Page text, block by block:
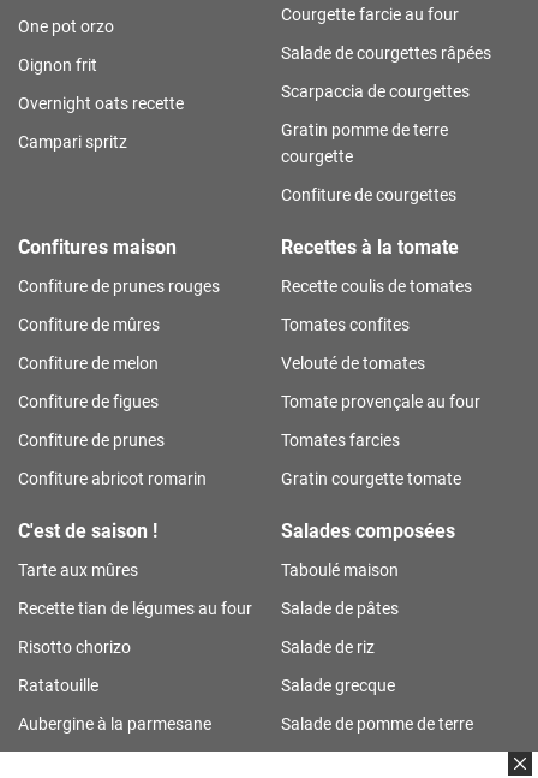
One pot orzo
Oignon frit
Overnight oats recette
Campari spritz
Courgette farcie au four
Salade de courgettes râpées
Scarpaccia de courgettes
Gratin pomme de terre
courgette
Confiture de courgettes
Confitures maison
Confiture de prunes rouges
Confiture de mûres
Confiture de melon
Confiture de figues
Confiture de prunes
Confiture abricot romarin
Recettes à la tomate
Recette coulis de tomates
Tomates confites
Velouté de tomates
Tomate provençale au four
Tomates farcies
Gratin courgette tomate
C'est de saison !
Tarte aux mûres
Recette tian de légumes au four
Risotto chorizo
Ratatouille
Aubergine à la parmesane
Salades composées
Taboulé maison
Salade de pâtes
Salade de riz
Salade grecque
Salade de pomme de terre